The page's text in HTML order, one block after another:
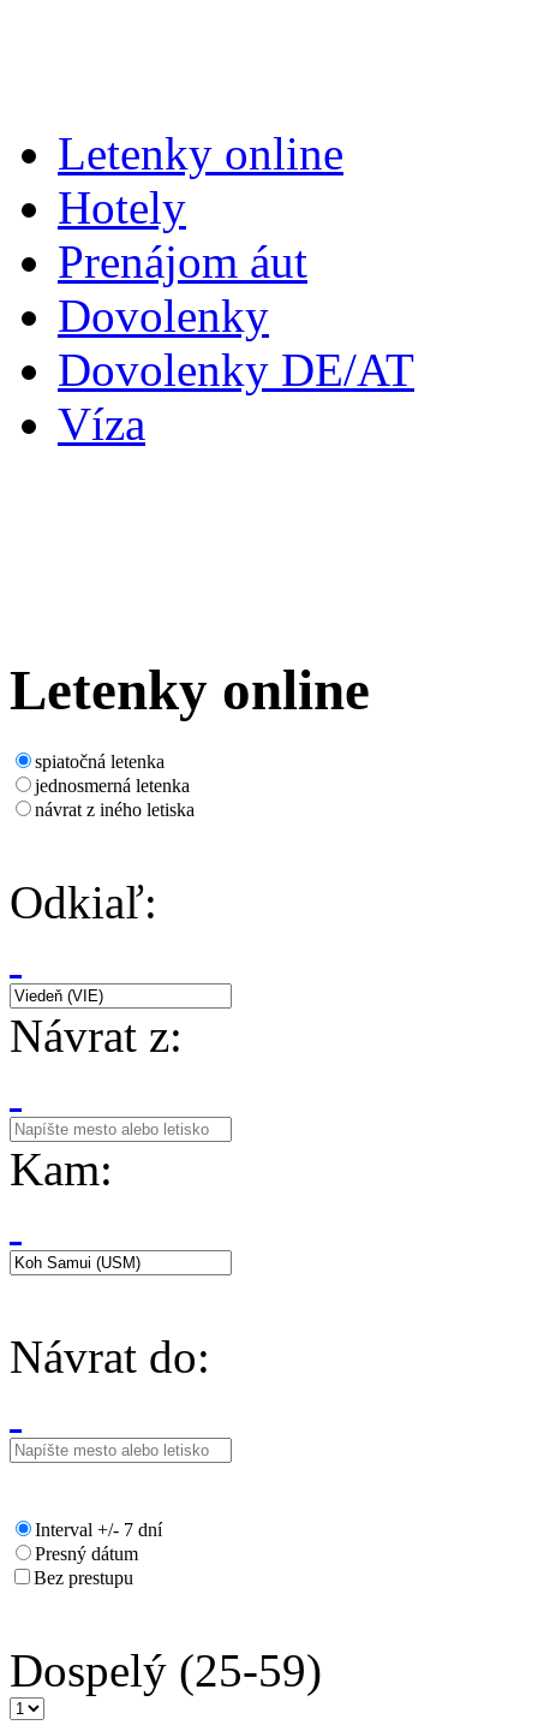
Letenky online
Hotely
Prenájom áut
Dovolenky
Dovolenky DE/AT
Víza
Letenky online
spiatočná letenka
jednosmerná letenka
návrat z iného letiska
Odkiaľ:
Návrat z:
Kam:
Návrat do:
Interval +/- 7 dní
Presný dátum
Bez prestupu
Dospelý (25-59)